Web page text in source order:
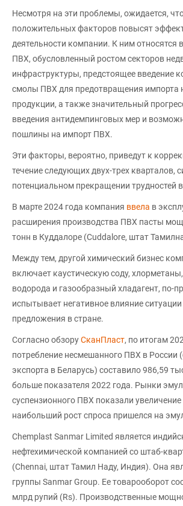
Несмотря на эти проблемы, ожидается,
положительных факторов повысят
деятельности компании. К ним относятся
ПВХ, обусловленный ростом секторов
инфраструктуры, предстоящее введение
смолы ПВХ для предотвращения импорта
продукции, а также значительный
введения антидемпинговых мер и
пошлины на импорт ПВХ.
Эти факторы, вероятно, приведут к
течение следующих двух-трех кварталов,
потенциальном прекращении трудностей
В марте 2024 года компания ввела в
расширения производства ПВХ пасты
тонн в Куддалоре (Cuddalore, штат
Между тем, другой химический бизнес
включает каустическую соду,
водорода и газообразный хладагент, по-
испытывает негативное влияние
предложения в стране.
Согласно обзоруСканПласт, по итогам
потребление несмешанного ПВХ в России
экспорта в Беларусь) составило 986,59
больше показателя 2022 года. Рынки
суспензионного ПВХ показали увеличение
наибольший рост спроса пришелся на
Chemplast Sanmar Limited является
нефтехимической компанией со штаб-
(Chennai, штат Тамил Наду, Индия). Она
группы Sanmar Group. Ее товарооборот
млрд рупий (Rs). Производственные